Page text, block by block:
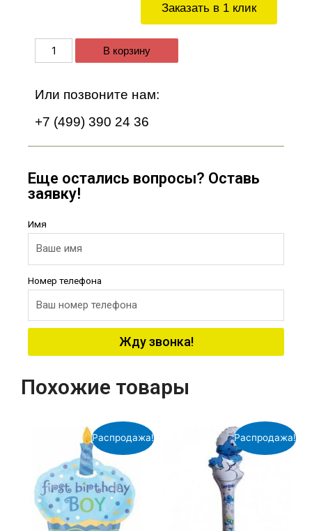
Заказать в 1 клик
В корзину
Или позвоните нам:
+7 (499) 390 24 36
Еще остались вопросы? Оставь
заявку!
Имя
Номер телефона
Жду звонка!
Похожие товары
Распродажа! Распродажа!